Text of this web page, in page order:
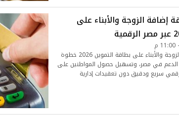
الزوجة والأبناء على
وبذلك تمثل خدمة إضافة الزوجة والأبناء على بطاقة التموين 2026 خطوة
في مصر، وتسهيل حصول المواطنين على
سريع ودقيق دون تعقيدات إدارية